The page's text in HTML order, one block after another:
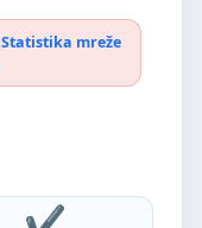
Statistika mreže